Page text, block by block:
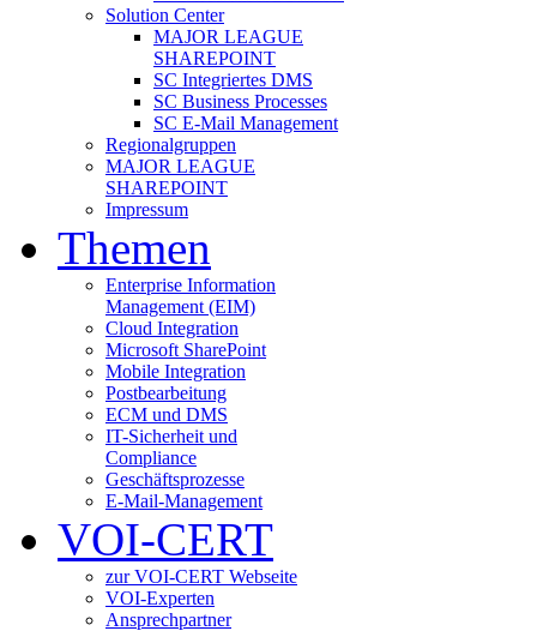
Solution Center
MAJOR LEAGUE
SHAREPOINT
SC Integriertes DMS
SC Business Processes
SC E-Mail Management
Regionalgruppen
MAJOR LEAGUE
SHAREPOINT
Impressum
Themen
Enterprise Information
Management (EIM)
Cloud Integration
Microsoft SharePoint
Mobile Integration
Postbearbeitung
ECM und DMS
IT-Sicherheit und
Compliance
Geschäftsprozesse
E-Mail-Management
VOI-CERT
zur VOI-CERT Webseite
VOI-Experten
Ansprechpartner